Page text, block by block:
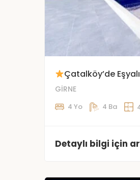
Çatalköy’de
GİRNE
4 Yo 4 Ba
Detaylı bilgi için